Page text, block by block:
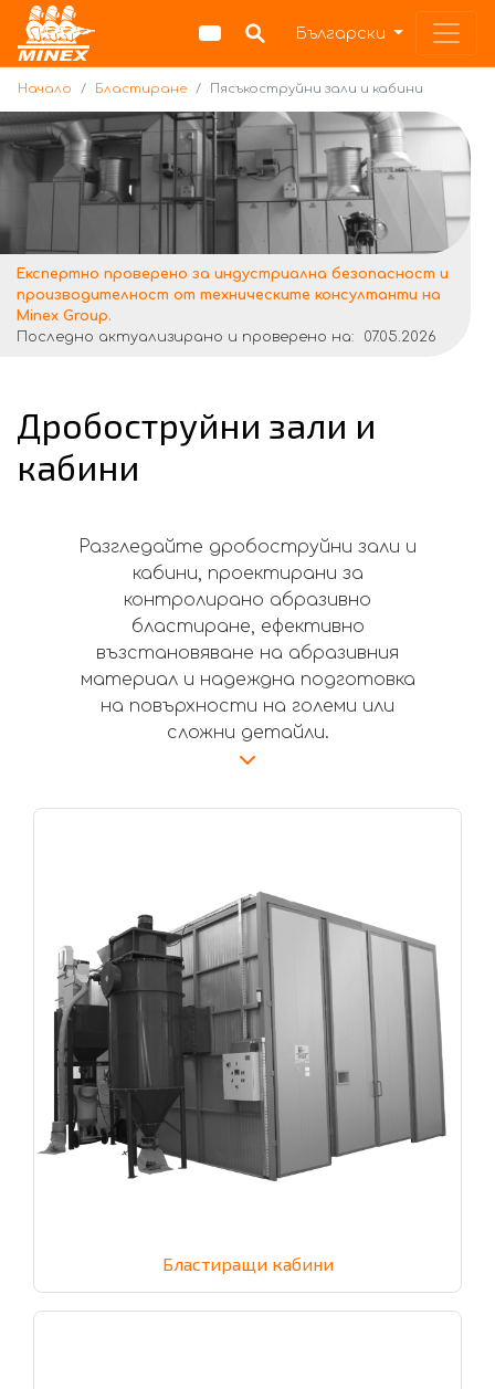
Български
Начало Бластиране Пясъкоструйни зали и кабини
Дробоструйни зали и
кабини
Експертно проверено за индустриална безопасност и
производителност от техническите консултанти на
Minex Group.
Последно актуализирано и проверено на:
07.05.2026
Разгледайте дробоструйни зали и
кабини, проектирани за
контролирано абразивно
бластиране, ефективно
възстановяване на абразивния
материал и надеждна подготовка
на повърхности на големи или
Бластиращи кабини